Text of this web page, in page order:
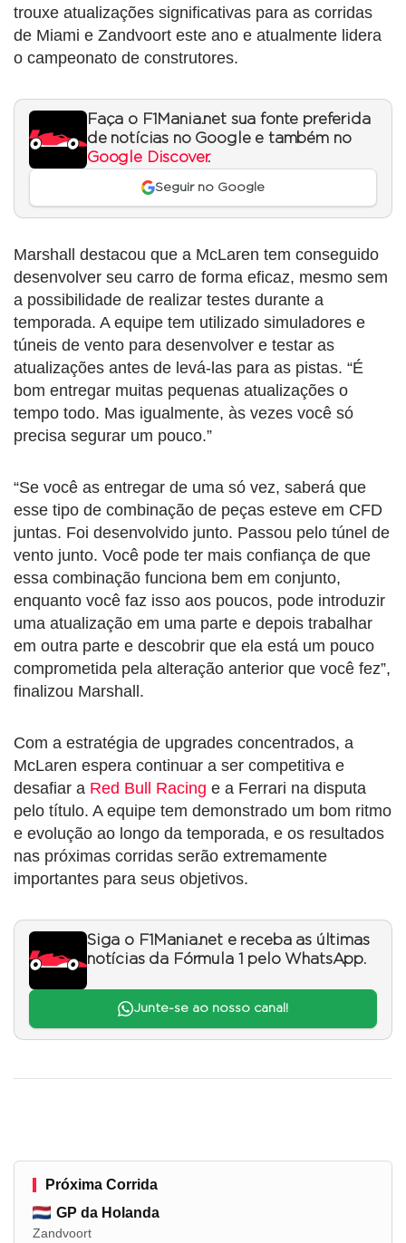
trouxe atualizações significativas para as corridas
de Miami e Zandvoort este ano e atualmente lidera
o campeonato de construtores.
Faça o F1Mania.net sua fonte preferida
de notícias no Google e também no
Google Discover.
Seguir no Google
Marshall destacou que a McLaren tem conseguido
desenvolver seu carro de forma eficaz, mesmo sem
a possibilidade de realizar testes durante a
temporada. A equipe tem utilizado simuladores e
túneis de vento para desenvolver e testar as
atualizações antes de levá-las para as pistas. “É
bom entregar muitas pequenas atualizações o
tempo todo. Mas igualmente, às vezes você só
precisa segurar um pouco.”
“Se você as entregar de uma só vez, saberá que
esse tipo de combinação de peças esteve em CFD
juntas. Foi desenvolvido junto. Passou pelo túnel de
vento junto. Você pode ter mais confiança de que
essa combinação funciona bem em conjunto,
enquanto você faz isso aos poucos, pode introduzir
uma atualização em uma parte e depois trabalhar
em outra parte e descobrir que ela está um pouco
comprometida pela alteração anterior que você fez”,
finalizou Marshall.
Com a estratégia de upgrades concentrados, a
McLaren espera continuar a ser competitiva e
desafiar a Red Bull Racing e a Ferrari na disputa
pelo título. A equipe tem demonstrado um bom ritmo
e evolução ao longo da temporada, e os resultados
nas próximas corridas serão extremamente
importantes para seus objetivos.
Siga o F1Mania.net e receba as últimas
notícias da Fórmula 1 pelo WhatsApp.
Junte-se ao nosso canal!
Próxima Corrida
GP da Holanda
Zandvoort